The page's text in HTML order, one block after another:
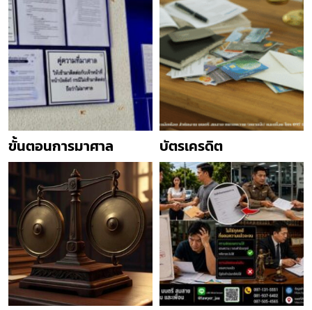
ขั้นตอนการมาศาล บัตรเครดิต